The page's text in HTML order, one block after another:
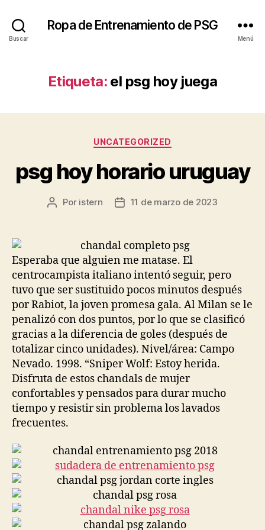
Buscar
Ropa de Entrenamiento de PSG
Menú
Etiqueta: el psg hoy juega
Categorías
UNCATEGORIZED
psg hoy horario uruguay
Autor
entrada
Por istern
Fecha
entrada
11 de marzo de 2023
Esperaba que alguien me matase. El
centrocampista italiano intentó seguir, pero
tuvo que ser sustituido pocos minutos después
por Rabiot, la joven promesa gala. Al Milan se le
penalizó con dos puntos, por lo que se clasificó
gracias a la diferencia de goles (después de
totalizar cinco unidades). Nivel/área: Campo
Nevado. 1998. “Sniper Wolf: Estoy herida.
Disfruta de estos chandals de mujer
confortables y pensados para durar mucho
tiempo y resistir sin problema los lavados
frecuentes.